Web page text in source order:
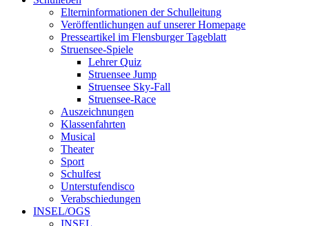
Elterninformationen der Schulleitung
Veröffentlichungen auf unserer Homepage
Presseartikel im Flensburger Tageblatt
Struensee-Spiele
Lehrer Quiz
Struensee Jump
Struensee Sky-Fall
Struensee-Race
Auszeichnungen
Klassenfahrten
Musical
Theater
Sport
Schulfest
Unterstufendisco
Verabschiedungen
INSEL/OGS
INSEL